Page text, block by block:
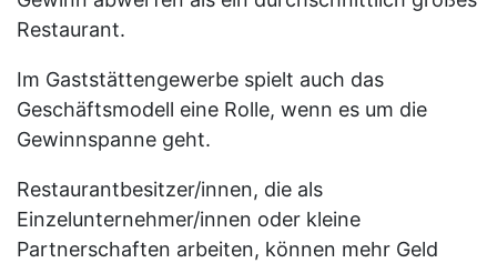
Restaurant.
Im Gaststättengewerbe spielt auch das
Geschäftsmodell eine Rolle, wenn es um die
Gewinnspanne geht.
Restaurantbesitzer/innen, die als
Einzelunternehmer/innen oder kleine
Partnerschaften arbeiten, können mehr Geld